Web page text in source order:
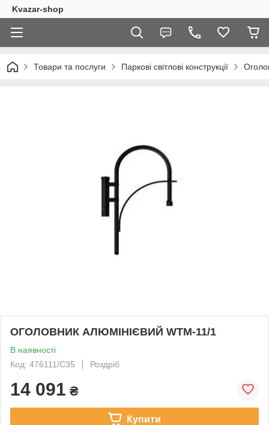
Kvazar-shop
Товари та послуги Паркові світлові конструкції
ОГОЛОВНИК АЛЮМІНІЄВИЙ WTM-11/1
В наявності
Код: 476111/C35
Роздріб
14 091 ₴
Купити